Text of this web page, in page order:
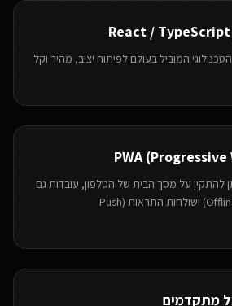
React /
שימוש ב-Stack הטכנולוגי המוביל בעולם לפיתוח יציב, מהיר וקל
PWA (Progressive
להתקין על מסך הבית של הטלפון, עובדות גם
ללא אינטרנט (Offline) ושולחות התראות (Push
מתקדמים